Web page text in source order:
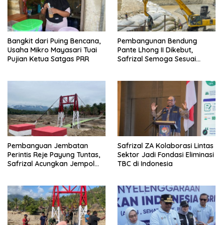
Bangkit dari Puing Bencana,
Usaha Mikro Mayasari Tuai
Pujian Ketua Satgas PRR
Pembangunan Bendung
Pante Lhong II Dikebut,
Safrizal Semoga Sesuai
Pembanguan Jembatan
Perintis Reje Payung Tuntas,
Safrizal Acungkan Jempol
Safrizal ZA Kolaborasi Lintas
Sektor Jadi Fondasi Eliminasi
TBC di Indonesia